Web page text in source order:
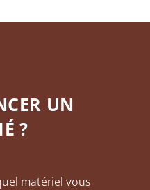
UN
?
matériel vous